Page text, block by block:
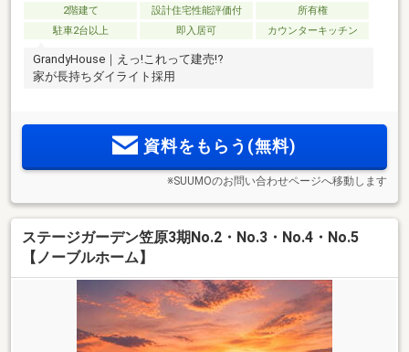
2階建て 設計住宅性能評価付
所有権
駐車2台以上
即入居可 カウンターキッチン
GrandyHouse｜えっ!これって建売!?
家が長持ちダイライト採用
資料をもらう(無料)
※SUUMOのお問い合わせページへ移動します
ステージガーデン笠原3期No.2・No.3・No.4・No.5
【ノーブルホーム】